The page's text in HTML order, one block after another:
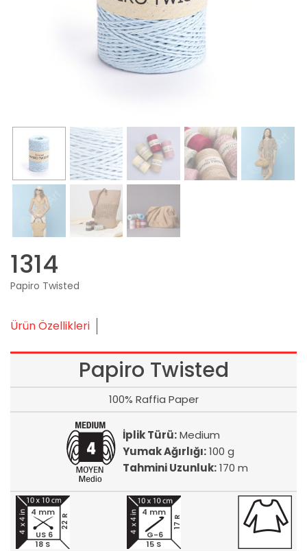
1314
Papiro Twisted
Ürün Özellikleri
Papiro Twisted
100% Raffia Paper
İplik Türü:Medium
Yumak Ağırlığı:100 g
Tahmini Uzunluk:170 m
18 S
22 R
4 mm
US 6
15 S
17 R
4 mm
G-6